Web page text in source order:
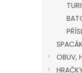
OBUV,